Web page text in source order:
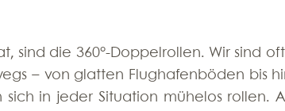
sind die 360°-Doppelrollen. Wir sind
– von glatten Flughafenböden bis
sich in jeder Situation mühelos rollen.